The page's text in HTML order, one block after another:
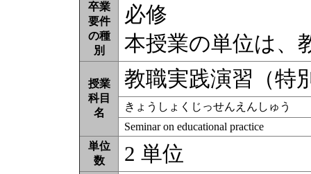
卒業
要件
の種
別
必修
本授業の単位は、
授業
科目
名
教職実践演習（特
きょうしょくじっせんえんしゅう
Seminar on educational practice
単位
数
2 単位